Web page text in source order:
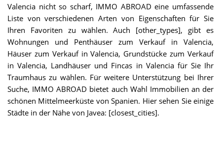
Valencia nicht so scharf, IMMO ABROAD eine umfassende
Liste von verschiedenen Arten von Eigenschaften für Sie
Ihren Favoriten zu wählen. Auch [other_types], gibt es
Wohnungen und Penthäuser zum Verkauf in Valencia,
Häuser zum Verkauf in Valencia, Grundstücke zum Verkauf
in Valencia, Landhäuser und Fincas in Valencia für Sie Ihr
Traumhaus zu wählen. Für weitere Unterstützung bei Ihrer
Suche, IMMO ABROAD bietet auch Wahl Immobilien an der
schönen Mittelmeerküste von Spanien. Hier sehen Sie einige
Städte in der Nähe von Javea: [closest_cities].